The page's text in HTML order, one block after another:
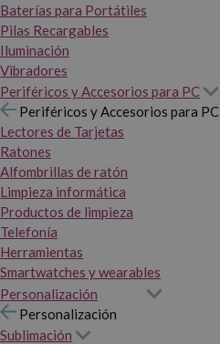
Baterías para Portátiles
Pilas Recargables
Iluminación
Vibradores
Periféricos y Accesorios para PC
Periféricos y Accesorios para PC
Lectores de Tarjetas
Ratones
Alfombrillas de ratón
Limpieza informática
Productos de limpieza
Telefonía
Herramientas
Smartwatches y wearables
Personalización
Personalización
Sublimación